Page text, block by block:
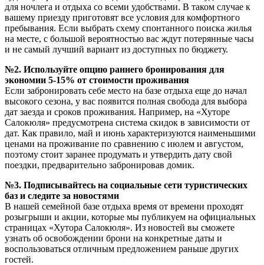
для ночлега и отдыха со всеми удобствами. В таком случае к
вашему приезду приготовят все условия для комфортного
пребывания. Если выбрать схему спонтанного поиска жилья
на месте, с большой вероятностью вас ждут потерянные часы
и не самый лучший вариант из доступных по бюджету.
№2. Используйте опцию раннего бронирования для
экономии 5-15% от стоимости проживания
Если забронировать себе место на базе отдыха еще до начал
высокого сезона, у вас появится полная свобода для выбора
дат заезда и сроков проживания. Например, на «Хуторе
Салокюля» предусмотрена система скидок в зависимости от
дат. Как правило, май и июнь характеризуются наименьшими
ценами на проживание по сравнению с июлем и августом,
поэтому стоит заранее продумать и утвердить дату свой
поездки, предварительно забронировав домик.
№3. Подписывайтесь на социальные сети туристических
баз и следите за новостями
В нашей семейной базе отдыха время от времени проходят
розыгрыши и акции, которые мы публикуем на официальных
страницах «Хутора Салокюля». Из новостей вы сможете
узнать об освобождении брони на конкретные даты и
воспользоваться отличным предложением раньше других
гостей.